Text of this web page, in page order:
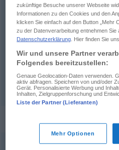
um vieles multo
viel multo
weitausmeist beim komp
zukünftige Besuche unserer Webseite
Informationen zu den Cookies und den
klicken Sie einfach auf den Button „Mehr
zu der Datenverarbeitung entnehmen
Datenschutzerklärung . Hier finden Sie
Wir und unsere Partner
Folgendes bereitzustellen:
Genaue Geolocation-Daten verwenden.
aktiv abfragen. Speichern von und/oder
Gerät. Personalisierte Werbung und
Inhalten, Zielgruppenforschung und
Liste der Partner (Lieferanten)
Mehr Optionen